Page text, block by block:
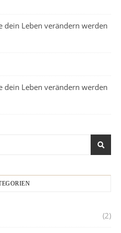
dein Leben verändern werden
dein Leben verändern werden
(2)